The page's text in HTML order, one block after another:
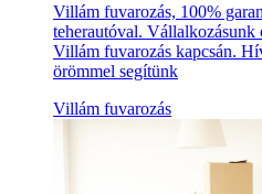
Villám fuvarozás, 100%
teherautóval. Vállalkozásunk
Villám fuvarozás kapcsán.
örömmel segítünk
Villám fuvarozás